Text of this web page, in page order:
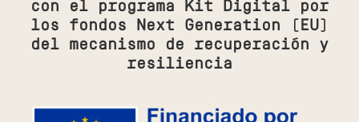
con el programa Kit Digital por
los fondos Next Generation (EU)
del mecanismo de recuperación y
resiliencia